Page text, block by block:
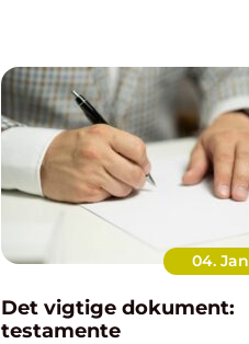
04. Jan
Det vigtige dokument:
testamente